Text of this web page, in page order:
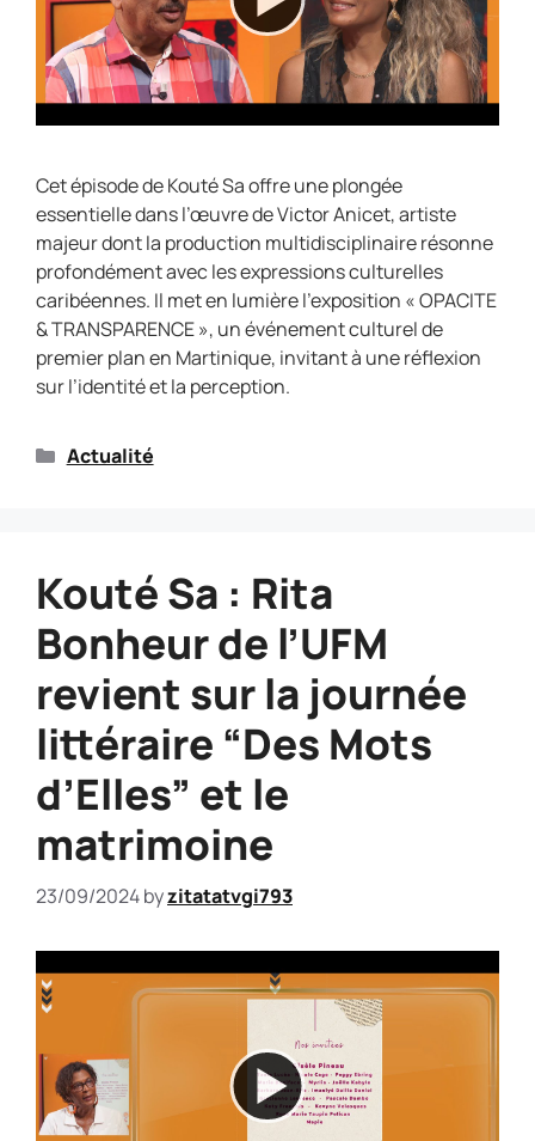
Cet épisode de Kouté Sa offre une plongée
essentielle dans l’œuvre de Victor Anicet, artiste
majeur dont la production multidisciplinaire résonne
profondément avec les expressions culturelles
caribéennes. Il met en lumière l’exposition « OPACITE
& TRANSPARENCE », un événement culturel de
premier plan en Martinique, invitant à une réflexion
sur l’identité et la perception.
Actualité
Kouté Sa : Rita
Bonheur de l’UFM
revient sur la journée
littéraire “Des Mots
d’Elles” et le
matrimoine
23/09/2024byzitatatvgi793